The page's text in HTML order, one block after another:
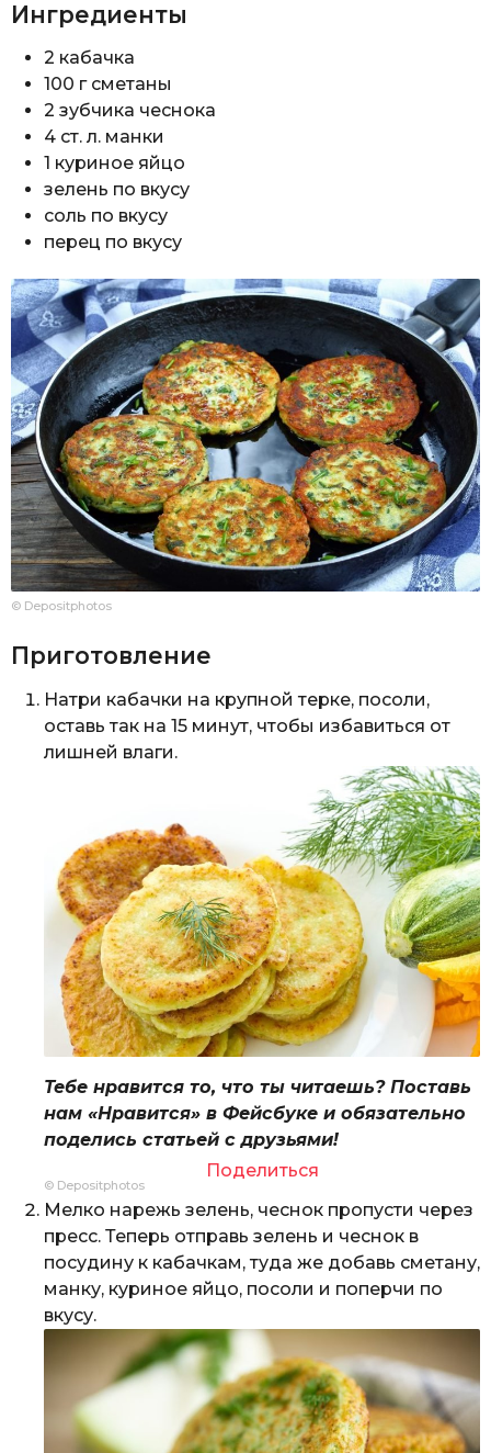
Ингредиенты
2 кабачка
100 г сметаны
2 зубчика чеснока
4 ст. л. манки
1 куриное яйцо
зелень по вкусу
соль по вкусу
перец по вкусу
© Depositphotos
Приготовление
Натри кабачки на крупной терке, посоли,
оставь так на 15 минут, чтобы избавиться от
лишней влаги.
Тебе нравится то, что ты читаешь? Поставь
нам «Нравится» в Фейсбуке и обязательно
поделись статьей с друзьями!
Поделиться
© Depositphotos
Мелко нарежь зелень, чеснок пропусти через
пресс. Теперь отправь зелень и чеснок в
посудину к кабачкам, туда же добавь сметану,
манку, куриное яйцо, посоли и поперчи по
вкусу.